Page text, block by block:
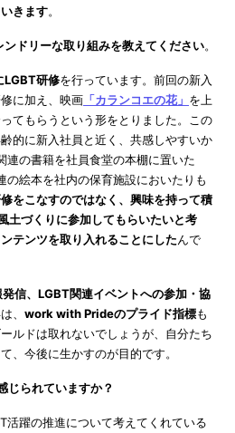
きます。
ドリーな取り組みを教えてください。
LGBT研修を行っています。前回の新入
に加え、映画 「カランコエの花」 を上
てもらうという形をとりました。この
的に新入社員と近く、共感しやすいか
連の書籍を社員食堂の本棚に置いた
の絵本を社内の保育施設においたりも
をこなすのではなく、興味を持って積
土づくりに参加してもらいたいと考
テンツを取り入れることにしたんで
信、LGBT関連イベントへの参加・協
、 work with Prideのプライド指標も
ルドは取れないでしょうが、自分たち
、今後に生かすのが目的です。
じられていますか？
活躍の推進について考えてくれている